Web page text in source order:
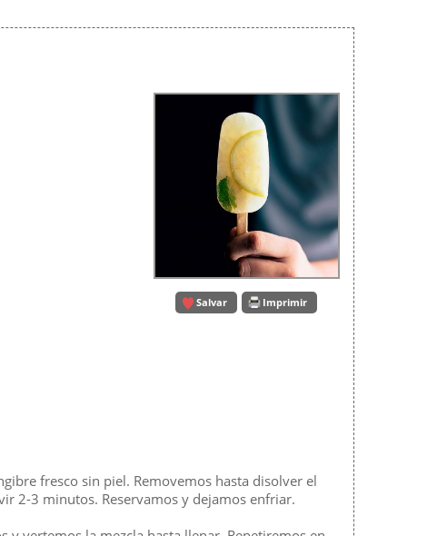
Salvar Imprimir
fresco sin piel. Removemos hasta disolver el
2-3 minutos. Reservamos y dejamos enfriar.